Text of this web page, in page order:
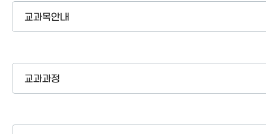
교과목안내
교과과정